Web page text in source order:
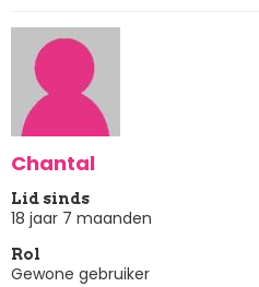
Chantal
Lid sinds
18 jaar 7 maanden
Rol
Gewone gebruiker